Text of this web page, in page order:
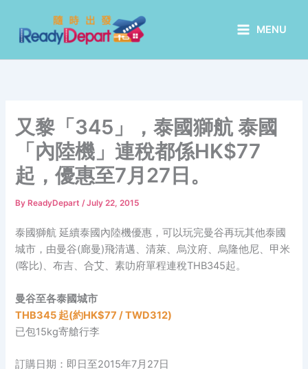
content
MENU
又黎「345」，泰國獅航 泰國
「內陸機」連稅都係HK$77
起，優惠至7月27日。
By ReadyDepart/July 22, 2015
泰國獅航 延續泰國內陸機優惠，可以玩完曼谷再玩其他泰國
城市，由曼谷(廊曼)飛清邁、清萊、烏汶府、烏隆他尼、甲米
(喀比)、布吉、合艾、素叻府單程連稅THB345起。
曼谷至各泰國城市
THB345 起(約HK$77 / TWD312)
已包15kg寄艙行李
訂購日期：即日至2015年7月27日